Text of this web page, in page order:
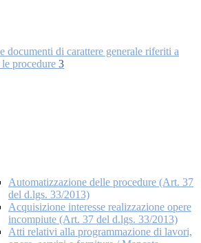
documenti di carattere generale riferiti a
procedure 3
Automatizzazione delle procedure (Art. 37
del d.lgs. 33/2013)
Acquisizione interesse realizzazione opere
incompiute (Art. 37 del d.lgs. 33/2013)
Atti relativi alla programmazione di lavori,